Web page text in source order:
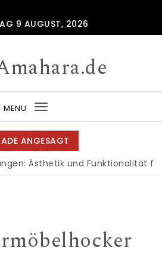
9 AUGUST, 2026
MENU
Toggle
navigation
ANGESAGT
Ästhetik und Funktionalität für